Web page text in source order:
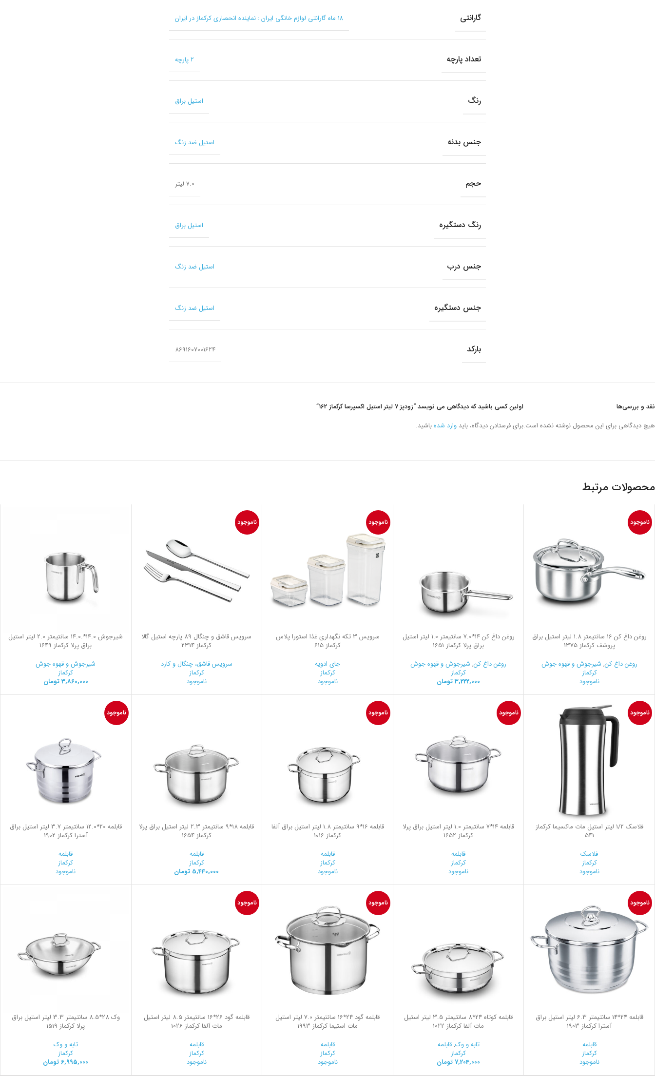
گارانتی ۱۸ ماه گارانتی لوازم خانگی ایران : نماینده انحصاری کرکماز در ایران
تعداد پارچه 2 پارچه
رنگ استیل براق
جنس بدنه استیل ضد زنگ
حجم 7.0 لیتر
رنگ دستگیره استیل براق
جنس درب استیل ضد زنگ
جنس دستگیره استیل ضد زنگ
بارکد 8691607001624
نقد و بررسی‌ها
هیچ دیدگاهی برای این محصول نوشته نشده است.
اولین کسی باشید که دیدگاهی می نویسد “زودپز 7 لیتر استیل اکسپرسا کرکماز 162”
برای فرستادن دیدگاه، باید وارد شدهباشید.
محصولات مرتبط
ناموجود
روغن داغ كن 16 سانتیمتر 1.8 لیتر استیل براق
پروشف کرکماز 1375
روغن داغ کن, شیرجوش و قهوه جوش
کرکماز
ناموجود
روغن داغ کن 14*7.0 سانتیمتر 1.0 لیتر استیل
براق پرلا کرکماز 1651
روغن داغ کن, شیرجوش و قهوه جوش
کرکماز
3,222,000تومان
ناموجود
سرويس 3 تكه نگهداری غذا استورا پلاس
کرکماز 615
جای ادویه
کرکماز
ناموجود
ناموجود
سرویس قاشق و چنگال 89 پارچه استیل گالا
کرکماز 2314
سرویس قاشق، چنگال و کارد
کرکماز
ناموجود
شیرجوش 14.0*.14.0 سانتیمتر 2.0 لیتر استیل
براق پرلا کرکماز 1649
شیرجوش و قهوه جوش
کرکماز
3,860,000تومان
ناموجود
فلاسك 1/2 ليتر استيل مات ماكسيما کرکماز
541
فلاسک
کرکماز
ناموجود
ناموجود
قابلمه 14*7 سانتیمتر 1.0 لیتر استیل براق پرلا
کرکماز 1652
قابلمه
کرکماز
ناموجود
ناموجود
قابلمه 16*9 سانتیمتر 1.8 لیتر استیل براق آلفا
کرکماز 1016
قابلمه
کرکماز
ناموجود
قابلمه 18*9 سانتیمتر 2.3 لیتر استیل براق پرلا
کرکماز 1654
قابلمه
کرکماز
5,440,000 تومان
ناموجود
قابلمه 20*12.0 سانتیمتر 3.7 لیتر استیل براق
آسترا کرکماز 1902
قابلمه
کرکماز
ناموجود
ناموجود
قابلمه 24*14 سانتیمتر 6.3 لیتر استیل براق
آسترا کرکماز 1903
قابلمه
کرکماز
ناموجود
قابلمه کوتاه 24*8 سانتیمتر 3.5 لیتر استیل
مات آلفا کرکماز 1022
تابه و وک,قابلمه
کرکماز
7,204,000تومان
ناموجود
قابلمه گود 24*16 سانتیمتر 7.0 لیتر استیل
مات استیما کرکماز 1993
قابلمه
کرکماز
ناموجود
ناموجود
قابلمه گود 26*16 سانتیمتر 8.5 لیتر استیل
مات آلفا کرکماز 1026
قابلمه
کرکماز
ناموجود
وک 28*8.5 سانتیمتر 3.3 لیتر استیل براق
پرلا کرکماز 1519
تابه و وک
کرکماز
6,995,000 تومان